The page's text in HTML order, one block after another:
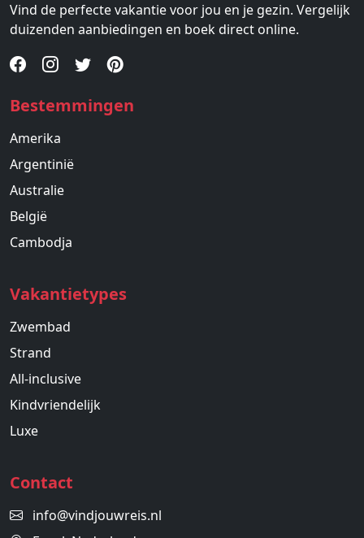
Vind de perfecte vakantie voor jou en je gezin. Vergelijk
duizenden aanbiedingen en boek direct online.
Bestemmingen
Amerika
Argentinië
Australie
België
Cambodja
Vakantietypes
Zwembad
Strand
All-inclusive
Kindvriendelijk
Luxe
Contact
info@vindjouwreis.nl